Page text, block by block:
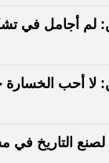
أجامل في
أحب الخسارة
التاريخ في